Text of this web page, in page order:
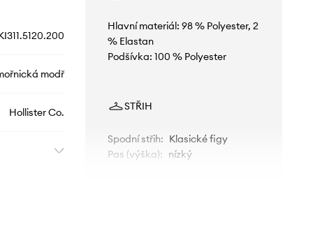
modř
Hollister Co.
Hlavní materiál: 98 % Polyester, 2
% Elastan
Podšívka: 100 % Polyester
STŘIH
Spodní střih: Klasické figy
Pas (výška): nízký